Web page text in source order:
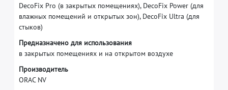
DecoFix Pro (в закрытых помещениях), DecoFix Power (для
влажных помещений и открытых зон), DecoFix Ultra (для
стыков)
Предназначено для использования
в закрытых помещениях и на открытом воздухе
Производитель
ORAC NV